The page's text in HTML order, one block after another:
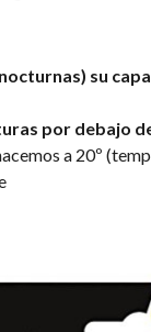
su
por debajo
a 20º